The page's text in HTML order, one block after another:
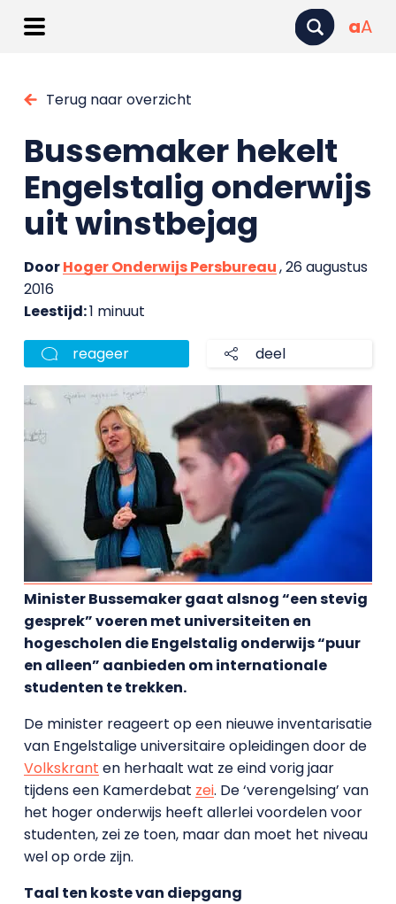
aA
Terug naar overzicht
Bussemaker hekelt
Engelstalig onderwijs
uit winstbejag
DoorHoger Onderwijs Persbureau, 26 augustus
2016
Leestijd:1 minuut
reageer deel
Minister Bussemaker gaat alsnog “een stevig
gesprek” voeren met universiteiten en
hogescholen die Engelstalig onderwijs “puur
en alleen” aanbieden om internationale
studenten te trekken.
De minister reageert op een nieuwe inventarisatie
van Engelstalige universitaire opleidingen door de
Volkskrant en herhaalt wat ze eind vorig jaar
tijdens een Kamerdebat zei. De ‘verengelsing’ van
het hoger onderwijs heeft allerlei voordelen voor
studenten, zei ze toen, maar dan moet het niveau
wel op orde zijn.
Taal ten koste van diepgang